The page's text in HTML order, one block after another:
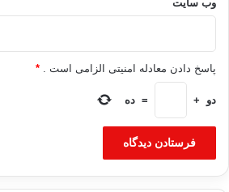
وب‌ سایت
پاسخ دادن معادله امنیتی الزامی است . *
دو +
= ده